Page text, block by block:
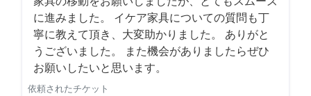
に進みました。 イケア家具についての質問も丁
寧に教えて頂き、大変助かりました。 ありがと
うございました。 また機会がありましたらぜひ
お願いしたいと思います。
依頼されたチケット